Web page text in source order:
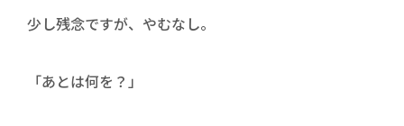
少し残念ですが、やむなし。
「あとは何を？」